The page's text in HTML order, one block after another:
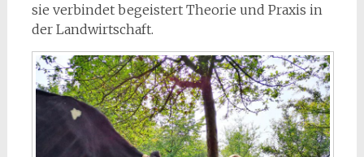
sie verbindet begeistert Theorie und Praxis in
der Landwirtschaft.